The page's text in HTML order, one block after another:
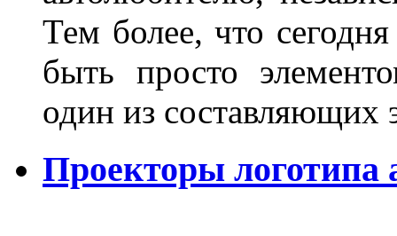
Тем более, что сегодня
быть просто
один из
Проекторы логотипа